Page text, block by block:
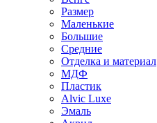
Размер
Маленькие
Большие
Средние
Отделка и материал
МДФ
Пластик
Alvic Luxe
Эмаль